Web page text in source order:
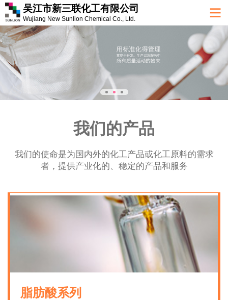
吴江市新三联化工有限公司
Wujiang New Sunlion Chemical Co., Ltd.
我们的产品
我们的使命是为国内外的化工产品或化工原料的需求
者，提供产业化的、稳定的产品和服务
脂肪酸系列